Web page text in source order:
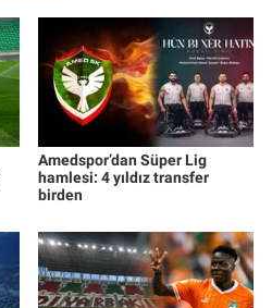
Amedspor’dan Süper Lig
hamlesi: 4 yıldız transfer
birden